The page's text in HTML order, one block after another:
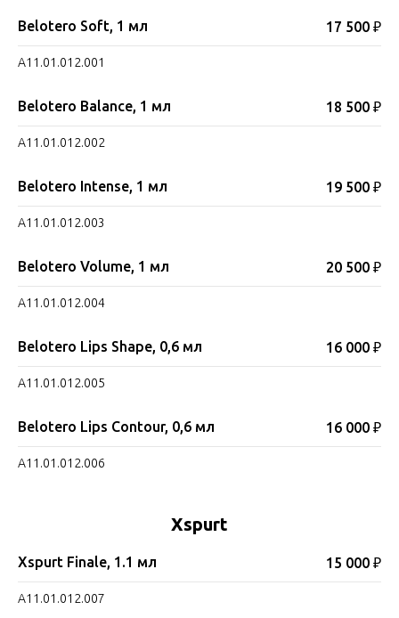
Belotero Soft, 1 мл 17 500 ₽
A11.01.012.001
Belotero Balance, 1 мл 18 500 ₽
A11.01.012.002
Belotero Intense, 1 мл 19 500 ₽
A11.01.012.003
Belotero Volume, 1 мл 20 500 ₽
A11.01.012.004
Belotero Lips Shape, 0,6 мл 16 000 ₽
A11.01.012.005
Belotero Lips Contour, 0,6 мл 16 000 ₽
A11.01.012.006
Xspurt
Xspurt Finale, 1.1 мл 15 000 ₽
A11.01.012.007